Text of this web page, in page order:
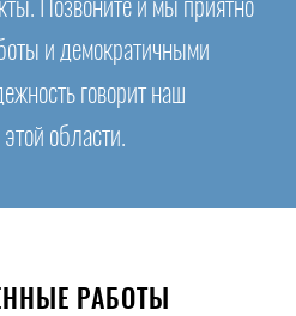
Позвоните и мы приятно
и демократичными
говорит наш
области.
РАБОТЫ